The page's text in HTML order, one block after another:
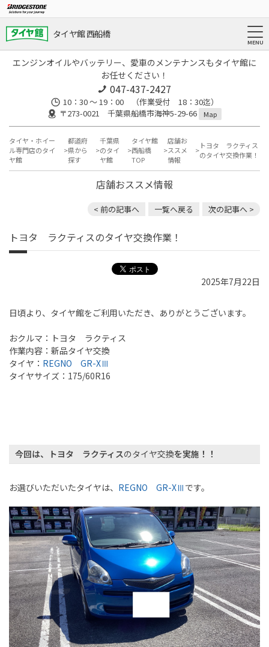
タイヤ館 西船橋
エンジンオイルやバッテリー、愛車のメンテナンスもタイヤ館に
お任せください！
047-437-2427
10：30 ～ 19：00 （作業受付 18：30迄）
〒273-0021 千葉県船橋市海神5-29-66
Map
タイヤ・ホイー
ル専門店のタイ
ヤ館
都道府
県から
探す
千葉県
のタイ
ヤ館
タイヤ館
西船橋
TOP
店舗お
ススメ
情報
トヨタ ラクティス
のタイヤ交換作業！
店舗おススメ情報
< 前の記事へ 一覧へ戻る 次の記事へ >
トヨタ ラクティスのタイヤ交換作業！
2025年7月22日
日頃より、 タイヤ館をご利用いただき、ありがとうございます。
おクルマ：トヨタ ラクティス
作業内容：新品タイヤ交換
タイヤ： REGNO GR-XⅢ
タイヤサイズ：175/60R16
今回は、トヨタ ラクティスのタイヤ交換を実施！！
お選びいただいたタイヤは、 REGNO GR-XⅢ です。